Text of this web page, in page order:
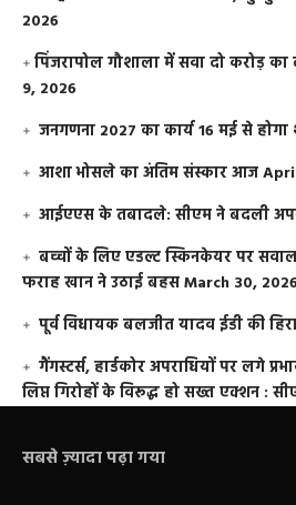
2026
​पिंजरापोल गौशाला में सवा दो करोड़ का
9, 2026
जनगणना 2027 का कार्य 16 मई से
आशा भोसले का अंतिम संस्कार आज
आईएएस के तबादले: सीएम ने बदली
बच्चों के लिए एडल्ट स्किनकेयर पर
फराह खान ने उठाई बहसMarch 30, 2026
पूर्व विधायक बलजीत यादव ईडी की
गैंगस्टर्स, हार्डकोर अपराधियों पर लगे
लिप्त गिरोहों के विरूद्ध हो सख्त एक्शन :
सबसे ज़्यादा पढ़ा गया